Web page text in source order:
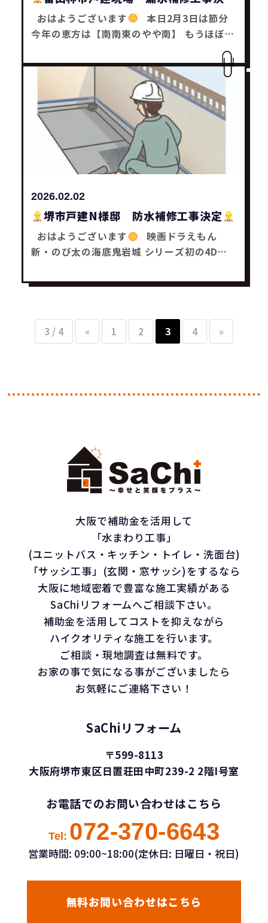
おはようございます
今年の恵方は【南南東のやや南】 もうほぼ南
漏水補修工事が決まりました
工事は今週中
に完了予定です
ありませんかー？ どんな事でもお気軽にご相
談下さい
それではまた～
事・補助金工事は SaChiリフォームにお任せ
下さい
2026.02.02
堺市戸建N様邸 防水補修工事決定
おはようございます
新・のび太の海底鬼岩城 シリーズ初の4D上
もんの映画は おもしろいよなーと思った木塚
みなさんも何かお困り事はありませんかー？
どんな事でもお気軽にご相談下さい
それで
3 / 4 « 1 2 3 4 »
大阪で補助金を活用して
「水まわり工事」
(ユニットバス・キッチン・トイレ・洗面台)
「サッシ工事」(玄関・窓サッシ)をするなら
大阪に地域密着で豊富な施工実績がある
SaChiリフォームへご相談下さい。
補助金を活用してコストを抑えながら
ハイクオリティな施工を行います。
ご相談・現地調査は無料です。
お家の事で気になる事がございましたら
お気軽にご連絡下さい！
SaChiリフォーム
〒599-8113
大阪府堺市東区日置荘田中町239-2 2階I号室
お電話でのお問い合わせはこちら
Tel: 072-370-6643
営業時間: 09:00~18:00(定休日: 日曜日・祝日)
無料お問い合わせはこちら